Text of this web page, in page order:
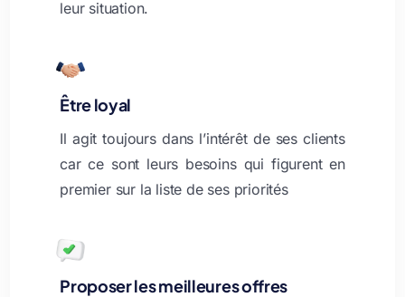
leur situation.
Être loyal
Il agit toujours dans l’intérêt de ses clients
car ce sont leurs besoins qui figurent en
premier sur la liste de ses priorités
Proposer les meilleures offres